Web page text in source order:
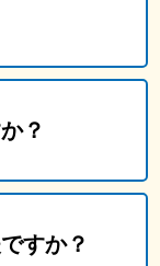
？
すか？